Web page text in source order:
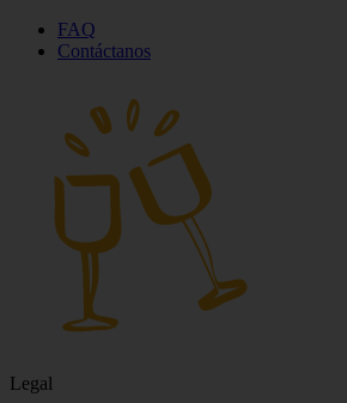
FAQ
Contáctanos
Legal